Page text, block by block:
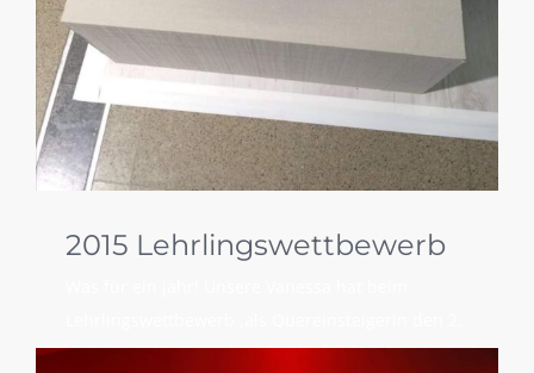
2015 Lehrlingswettbewerb
Platz erreicht. Die Lehrlinge durften fünf